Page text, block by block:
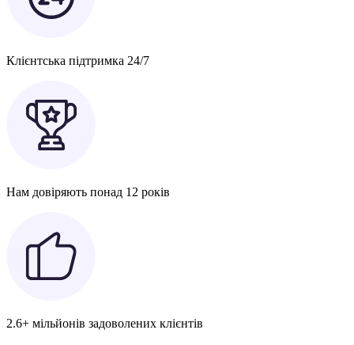
Клієнтська підтримка 24/7
Нам довіряють понад 12 років
2.6+ мільйонів задоволених клієнтів